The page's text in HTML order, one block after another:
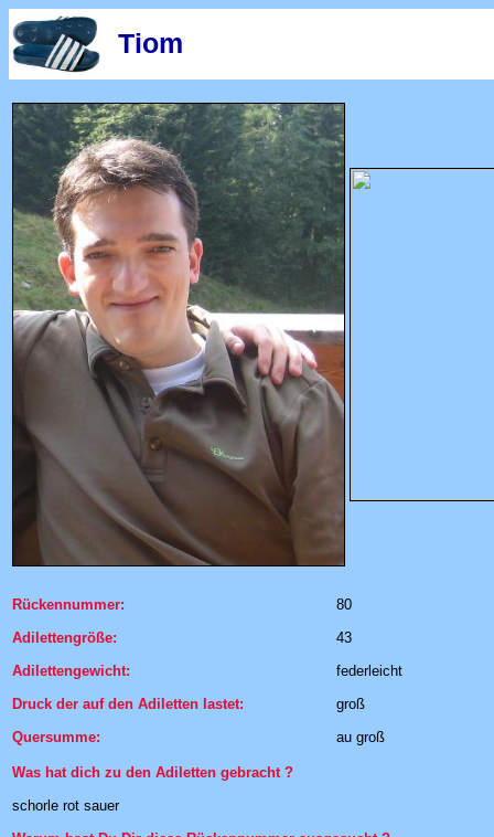
Tiom
Rückennummer:
80
Adilettengröße:
43
Adilettengewicht:
federleicht
Druck der auf den Adiletten lastet:
groß
Quersumme:
au groß
Was hat dich zu den Adiletten gebracht ?
schorle rot sauer